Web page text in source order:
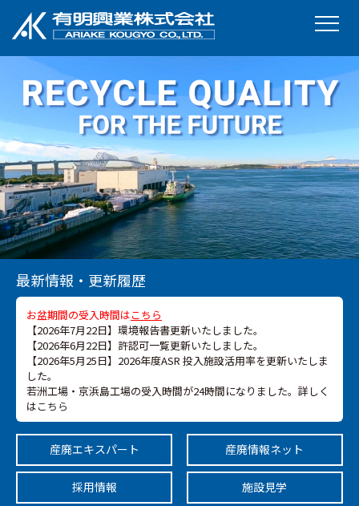
産廃エキスパート 産廃情報ネット
採用情報 施設見学
最新情報・更新履歴
お盆期間の受入時間はこちら
【2026年7月22日】環境報告書更新いたしました。
【2026年6月22日】許認可一覧更新いたしました。
【2026年5月25日】2026年度ASR 投入施設活用率を更新いたしま
した。
若洲工場・京浜島工場の受入時間が24時間になりました。詳しく
はこちら
【2026年4月2日】許認可一覧、ISO14001、ISO27001 更新いたし
ました。
【2025年10月3日】許認可一覧、東京都産業廃棄物処分業許可証
を更新しました。
【2025年9月30日】会社概要、環境測定更新いたしました。
【2025年8月27日】環境報告書更新いたしました。